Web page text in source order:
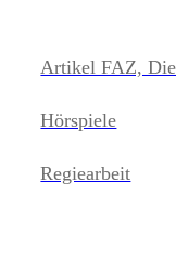
Artikel FAZ,
Hörspiele
Regiearbeit